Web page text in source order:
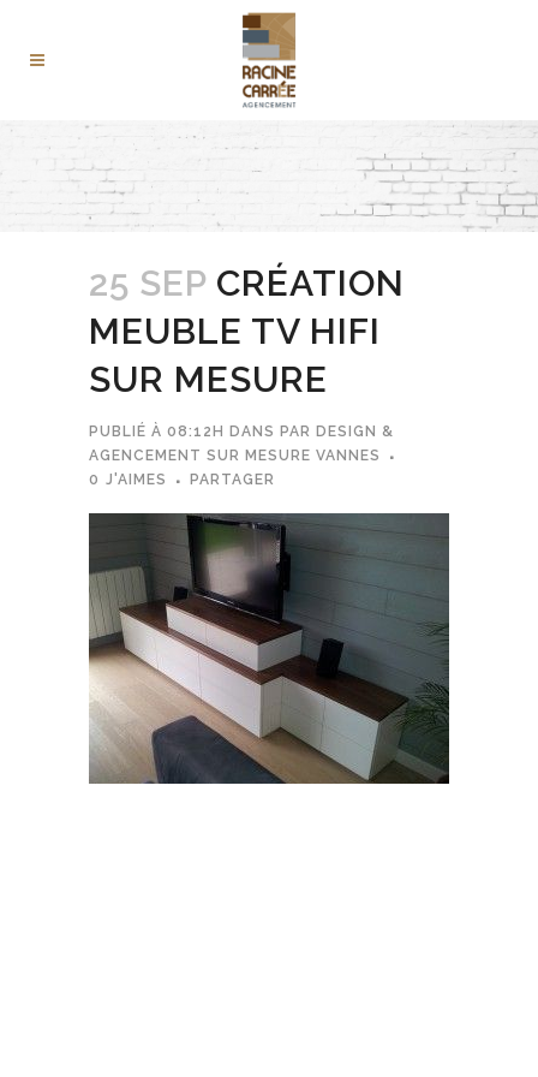
25 SEP CRÉATION
MEUBLE TV HIFI
SUR MESURE
PUBLIÉ À 08:12H DANS PAR DESIGN &
AGENCEMENT SUR MESURE VANNES
0 J'AIMES PARTAGER